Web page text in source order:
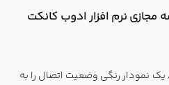
نرم افزار ادوب کانکت
نمودار رنگی وضعیت اتصال را به